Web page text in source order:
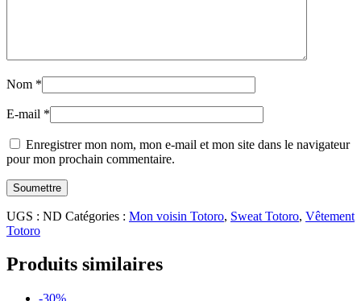
Nom *
E-mail *
Enregistrer mon nom, mon e-mail et mon site dans le navigateur
pour mon prochain commentaire.
UGS : ND Catégories : Mon voisin Totoro, Sweat Totoro, Vêtement
Totoro
Produits similaires